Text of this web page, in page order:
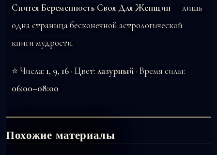
Снится Беременность Своя Для Женщин— лишь
одна страница бесконечной астрологической
книги мудрости.
⭐ Числа: 1, 9, 16· Цвет: лазурный· Время силы:
06:00–08:00
Похожие материалы